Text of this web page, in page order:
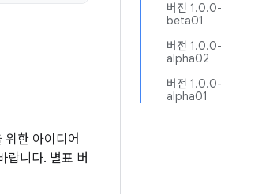
버전 1.0.0-
beta01
버전 1.0.0-
alpha02
버전 1.0.0-
alpha01
한 아이디어
랍니다. 별표 버